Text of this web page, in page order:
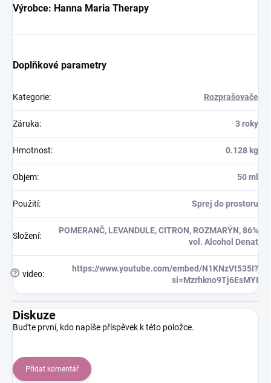
Výrobce: Hanna Maria Therapy
Doplňkové parametry
Kategorie: Rozprašovače
Záruka: 3 roky
Hmotnost: 0.128 kg
Objem: 50 ml
Použití: Sprej do prostoru
Složení:
POMERANČ, LEVANDULE, CITRON, ROZMARÝN, 86%
vol. Alcohol Denat
? video:
https://www.youtube.com/embed/N1KNzVt535I?
si=Mzrhkno9Tj6EsMYI
Diskuze
Buďte první, kdo napíše příspěvek k této položce.
Přidat komentář